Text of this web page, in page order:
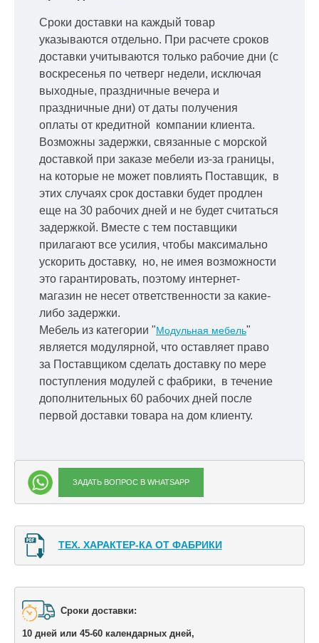
Сроки доставки на каждый товар
указываются отдельно. При расчете сроков
доставки учитываются только рабочие дни (с
воскресенья по четверг недели, исключая
выходные, праздничные вечера и
праздничные дни) от даты получения
оплаты от кредитной компании клиента.
Возможны задержки, связанные с морской
доставкой при заказе мебели из-за границы,
на которые не может повлиять Поставщик, в
этих случаях срок доставки будет продлен
еще на 30 рабочих дней и не будет считаться
задержкой. Вместе с тем поставщики
прилагают все усилия, чтобы максимально
ускорить доставку, но, не имея возможности
это гарантировать, поэтому интернет-
магазин не несет ответственности за какие-
либо задержки.
Мебель из категории "Модульная мебель"
является модулярной, что оставляет право
за Поставщиком сделать доставку по мере
поступления модулей с фабрики, в течение
дополнительных 60 рабочих дней после
первой доставки товара на дом клиенту.
ЗАДАТЬ ВОПРОС В WHATSAPP
ТЕХ. ХАРАКТЕР-КА ОТ ФАБРИКИ
Сроки доставки:
10 дней или 45-60 календарных дней,